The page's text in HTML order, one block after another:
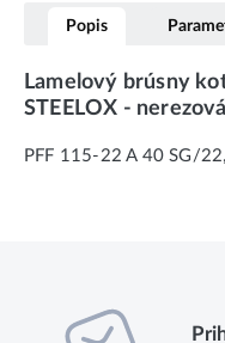
Popis
Lamelový brúsny
STEELOX -
PFF 115-22 A 40 SG/